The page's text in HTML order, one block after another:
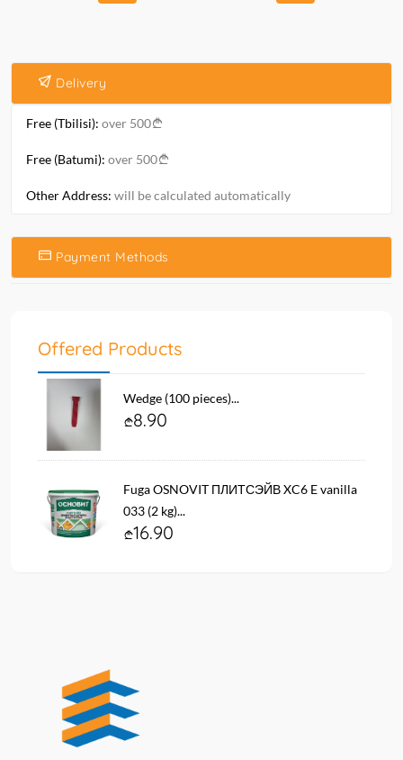
Delivery
Free (Tbilisi): over 500
Free (Batumi): over 500
Other Address: will be calculated automatically
Payment Methods
Offered Products
Wedge (100 pieces)...
8.90
Fuga OSNOVIT ПЛИТСЭЙВ XC6 E vanilla
033 (2 kg)...
16.90